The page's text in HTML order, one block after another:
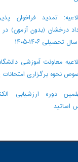
تمدید فراخوان
درخشان (بدون آزمون)
تحصیلی ۱۴۰۶-۱۴۰۵
معاونت آموزشی
نحوه برگزاری امتحانات
دوره ارزشیابی
اساتید